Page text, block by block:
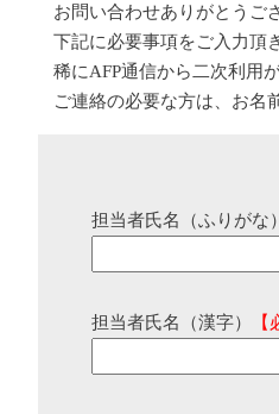
お問い合わせありがとうご
下記に必要事項をご入力頂
稀にAFP通信から二次利用
ご連絡の必要な方は、お名
担当者氏名（ふりがな）
担当者氏名（漢字） 【